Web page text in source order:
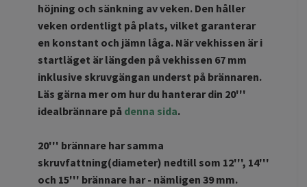
höjning och sänkning av veken. Den håller
veken ordentligt på plats, vilket garanterar
en konstant och jämn låga. När vekhissen är i
startläget är längden på vekhissen 67 mm
inklusive skruvgängan underst på brännaren.
Läs gärna mer om hur du hanterardin 20'''
idealbrännare på denna sida.
20''' brännare har samma
skruvfattning(diameter) nedtill som 12''', 14'''
och 15''' brännare har - nämligen 39 mm.